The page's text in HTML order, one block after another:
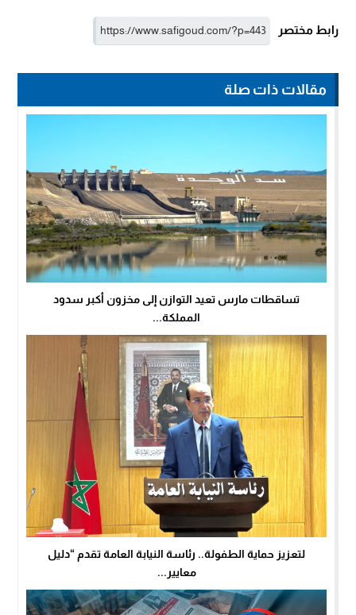
رابط مختصر
مقالات ذات صلة
تساقطات مارس تعيد التوازن إلى مخزون أكبر سدود
المملكة...
لتعزيز حماية الطفولة.. رئاسة النيابة العامة تقدم “دليل
معايير...